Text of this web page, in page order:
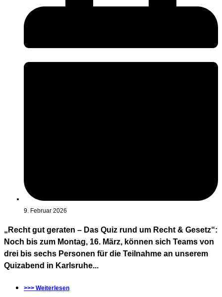
9. Februar 2026
„Recht gut geraten – Das Quiz rund um Recht & Gesetz“:
Noch bis zum Montag, 16. März, können sich Teams von
drei bis sechs Personen für die Teilnahme an unserem
Quizabend in Karlsruhe...
>>> Weiterlesen